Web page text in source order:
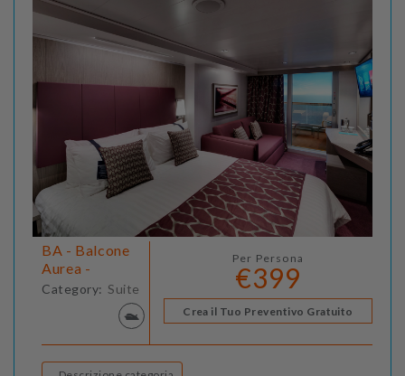
BA - Balcone
Aurea -
Category: Suite
Per Persona
€399
Crea il Tuo Preventivo Gratuito